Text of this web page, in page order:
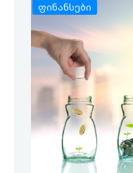
ფინანსები